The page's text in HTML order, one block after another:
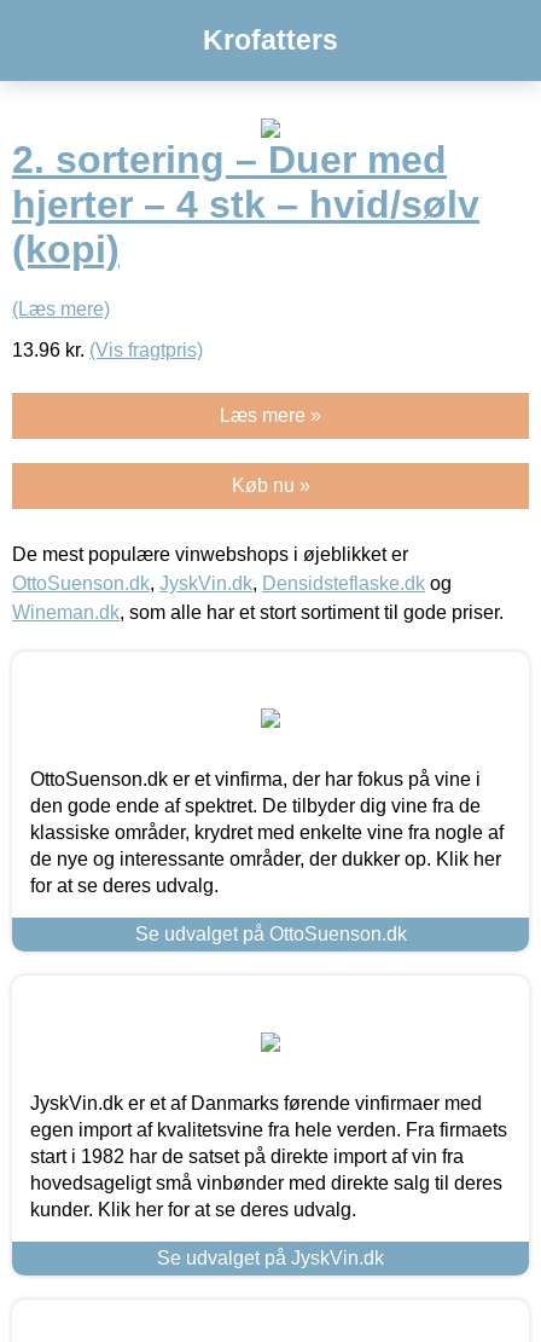
Krofatters
2. sortering – Duer med
hjerter – 4 stk – hvid/sølv
(kopi)
(Læs mere)
13.96 kr. (Vis fragtpris)
Læs mere »
Køb nu »
De mest populære vinwebshops i øjeblikket er
OttoSuenson.dk, JyskVin.dk, Densidsteflaske.dk og
Wineman.dk, som alle har et stort sortiment til gode priser.
OttoSuenson.dk er et vinfirma, der har fokus på vine i
den gode ende af spektret. De tilbyder dig vine fra de
klassiske områder, krydret med enkelte vine fra nogle af
de nye og interessante områder, der dukker op. Klik her
for at se deres udvalg.
Se udvalget på OttoSuenson.dk
JyskVin.dk er et af Danmarks førende vinfirmaer med
egen import af kvalitetsvine fra hele verden. Fra firmaets
start i 1982 har de satset på direkte import af vin fra
hovedsageligt små vinbønder med direkte salg til deres
kunder. Klik her for at se deres udvalg.
Se udvalget på JyskVin.dk